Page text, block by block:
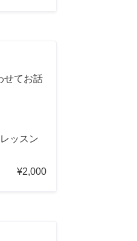
せてお話
ッスン
¥2,000